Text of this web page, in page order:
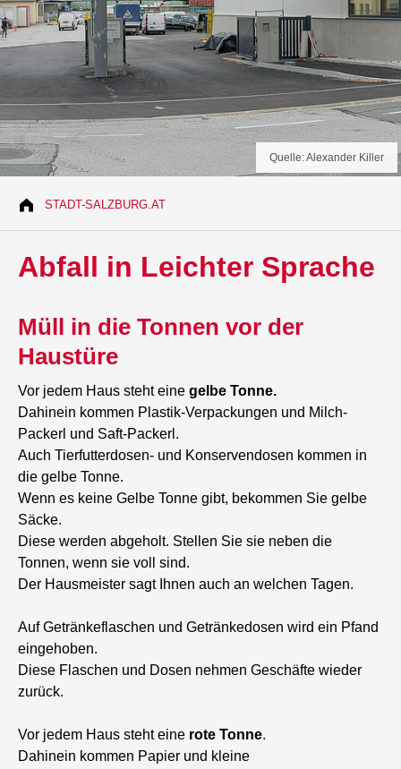
Quelle: Alexander Killer
STADT-SALZBURG.AT
Abfall in Leichter Sprache
Müll in die Tonnen vor der
Haustüre
Vor jedem Haus steht einegelbe Tonne.
Dahinein kommen Plastik-Verpackungen und Milch-
Packerl und Saft-Packerl.
Auch Tierfutterdosen- und Konservendosen kommen in
die gelbe Tonne.
Wenn es keine Gelbe Tonne gibt, bekommen Sie gelbe
Säcke.
Diese werden abgeholt. Stellen Sie sie neben die
Tonnen, wenn sie voll sind.
Der Hausmeister sagt Ihnen auch an welchen Tagen.
Auf Getränkeflaschen und Getränkedosen wird ein Pfand
eingehoben.
Diese Flaschen und Dosen nehmen Geschäfte wieder
zurück.
Vor jedem Haus steht eine rote Tonne.
Dahinein kommen Papier und kleine